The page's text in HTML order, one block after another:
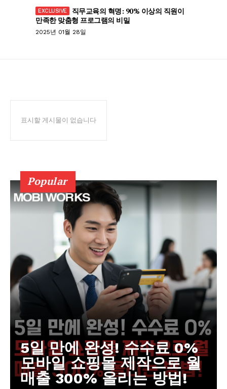
직무교육의 혁명: 90% 이상의 직원이
만족한 맞춤형 프로그램의 비밀
2025년 01월 28일
표시할 게시물이 없습니다
Popular
5일 만에 완성! 수수료 0%
모바일 쇼핑몰 제작으로 월
매출 300% 올리는 방법!